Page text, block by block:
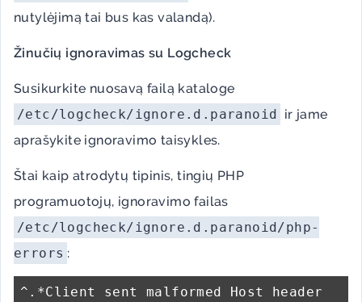
nutylėjimą tai bus kas valandą).
Žinučių ignoravimas su Logcheck
Susikurkite nuosavą failą kataloge
/etc/logcheck/ignore.d.paranoid ir jame
aprašykite ignoravimo taisykles.
Štai kaip atrodytų tipinis, tingių PHP
programuotojų, ignoravimo failas
/etc/logcheck/ignore.d.paranoid/php-
errors :
^.*Client sent malformed Host header